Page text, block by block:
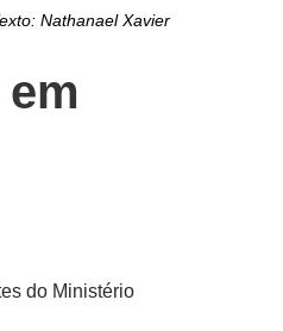
Nathanael Xavier
do Ministério